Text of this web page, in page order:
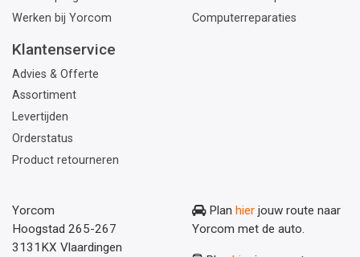
Werken bij Yorcom
Computerreparaties
Klantenservice
Advies & Offerte
Assortiment
Levertijden
Orderstatus
Product retourneren
Yorcom
Hoogstad 265-267
3131KX Vlaardingen
Plan hier jouw route naar
Yorcom met de auto.